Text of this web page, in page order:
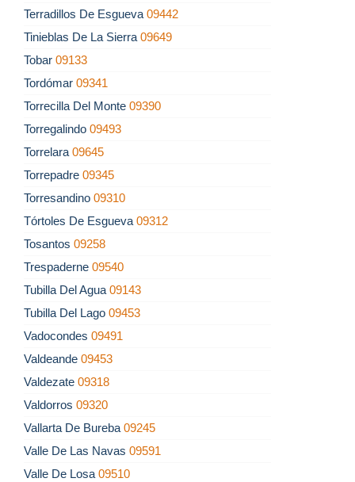
Terradillos De Esgueva 09442
Tinieblas De La Sierra 09649
Tobar 09133
Tordómar 09341
Torrecilla Del Monte 09390
Torregalindo 09493
Torrelara 09645
Torrepadre 09345
Torresandino 09310
Tórtoles De Esgueva 09312
Tosantos 09258
Trespaderne 09540
Tubilla Del Agua 09143
Tubilla Del Lago 09453
Vadocondes 09491
Valdeande 09453
Valdezate 09318
Valdorros 09320
Vallarta De Bureba 09245
Valle De Las Navas 09591
Valle De Losa 09510